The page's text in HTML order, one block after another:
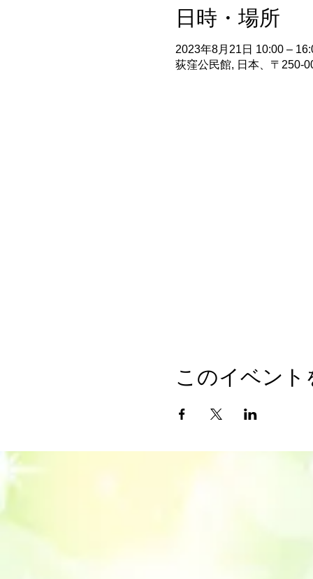
日時・場所
2023年8月21日 10:00 –
荻窪公民館, 日本、〒250-
このイベント